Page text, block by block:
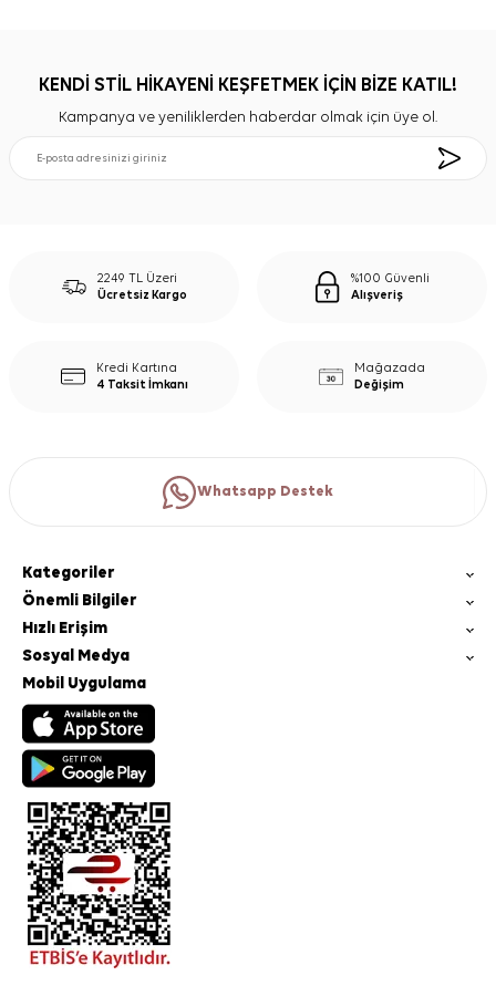
KENDİ STİL HİKAYENİ KEŞFETMEK İÇİN BİZE KATIL!
Kampanya ve yeniliklerden haberdar olmak için üye ol.
2249 TL Üzeri
Ücretsiz Kargo
%100 Güvenli
Alışveriş
Kredi Kartına
4 Taksit İmkanı
Mağazada
Değişim
Whatsapp Destek
Kategoriler
Önemli Bilgiler
Hızlı Erişim
Sosyal Medya
Mobil Uygulama